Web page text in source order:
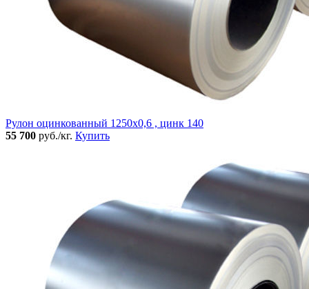
Рулон оцинкованный 1250х0,6 , цинк 140
55 700 руб./кг. Купить